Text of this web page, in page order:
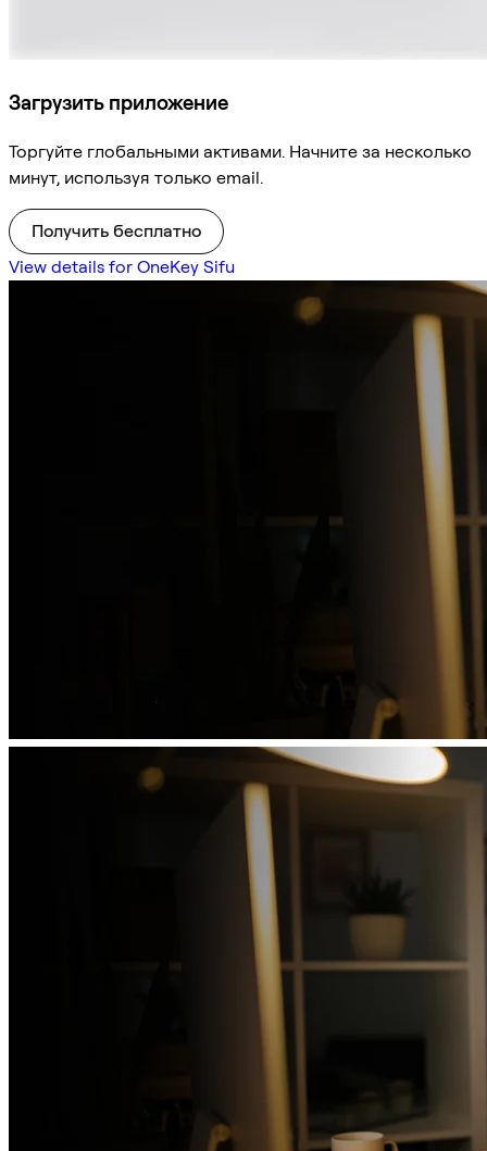
Загрузить приложение
Торгуйте глобальными активами. Начните за несколько
минут, используя только email.
Получить бесплатно
View details for OneKey Sifu